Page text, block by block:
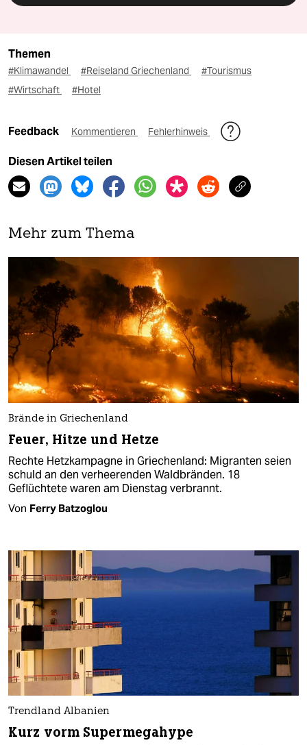
Themen
#Klimawandel #Reiseland Griechenland
#Tourismus
#Wirtschaft
#Hotel
Feedback Kommentieren Fehlerhinweis
Diesen Artikel teilen
Mehr zum Thema
Brände in Griechenland
Feuer, Hitze und Hetze
Rechte Hetzkampagne in Griechenland: Migranten seien
schuld an den verheerenden Waldbränden. 18
Geflüchtete waren am Dienstag verbrannt.
Von Ferry Batzoglou
Trendland Albanien
Kurz vorm Supermegahype